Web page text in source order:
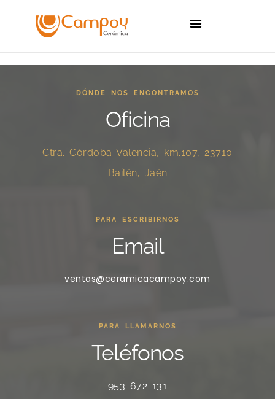
DÓNDE NOS ENCONTRAMOS
Oficina
Ctra. Córdoba Valencia, km.107, 23710
Bailén, Jaén
PARA ESCRIBIRNOS
Email
ventas@ceramicacampoy.com
PARA LLAMARNOS
Teléfonos
953 672 131